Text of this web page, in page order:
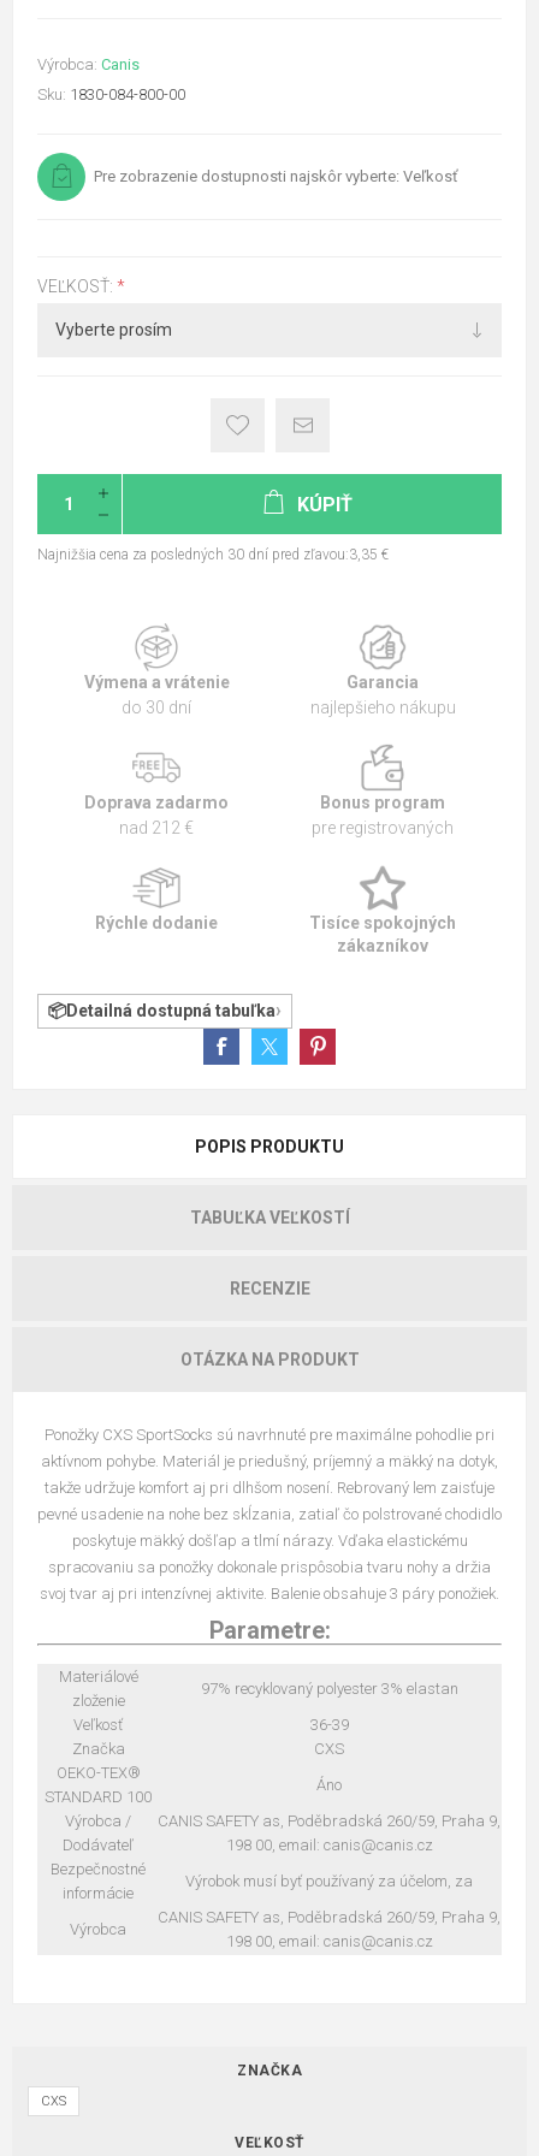
Výrobca: Canis
Sku: 1830-084-800-00
Pre zobrazenie dostupnosti najskôr vyberte: Veľkosť
VEĽKOSŤ: *
KÚPIŤ
Najnižšia cena za posledných 30 dní pred zľavou:3,35 €
Výmena a vrátenie
do 30 dní
Garancia
najlepšieho nákupu
Doprava zadarmo
nad 212 €
Bonus program
pre registrovaných
Rýchle dodanie
Tisíce spokojných
zákazníkov
Detailná dostupná tabuľka
POPIS PRODUKTU
TABUĽKA VEĽKOSTÍ
RECENZIE
OTÁZKA NA PRODUKT
Ponožky CXS SportSocks sú navrhnuté pre maximálne pohodlie pri
aktívnom pohybe. Materiál je priedušný, príjemný a mäkký na dotyk,
takže udržuje komfort aj pri dlhšom nosení. Rebrovaný lem zaisťuje
pevné usadenie na nohe bez skĺzania, zatiaľ čo polstrované chodidlo
poskytuje mäkký došľap a tlmí nárazy. Vďaka elastickému
spracovaniu sa ponožky dokonale prispôsobia tvaru nohy a držia
svoj tvar aj pri intenzívnej aktivite. Balenie obsahuje 3 páry ponožiek.
Parametre:
Materiálové
zloženie
97% recyklovaný polyester 3% elastan
Veľkosť
36-39
Značka
CXS
OEKO-TEX®
STANDARD 100
Áno
Výrobca /
Dodávateľ
CANIS SAFETY as, Poděbradská 260/59, Praha 9,
198 00, email: canis@canis.cz
Bezpečnostné
informácie
Výrobok musí byť používaný za účelom, za
Výrobca
CANIS SAFETY as, Poděbradská 260/59, Praha 9,
198 00, email: canis@canis.cz
ZNAČKA
CXS
VEĽKOSŤ